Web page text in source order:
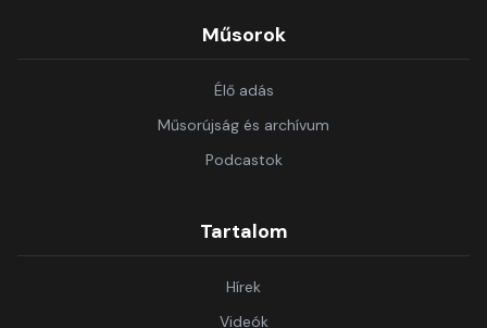
Műsorok
Élő adás
Műsorújság és archívum
Podcastok
Tartalom
Hírek
Videók